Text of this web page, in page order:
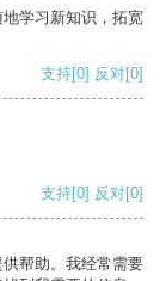
学习新知识，拓宽
支持[0] 反对[0]
支持[0] 反对[0]
帮助。我经常需要